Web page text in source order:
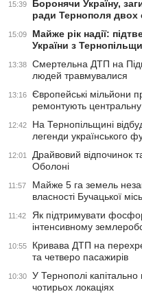
15:39
Боронячи Україну,
ради Тернополя двох
15:09
Майже рік надії:
України з
13:38
Смертельна ДТП на
людей травмувалися
13:16
Європейські мільйони
ремонтують
12:42
На Тернопільщині
легенди українського
12:01
Драйвовий відпочинок
Оболоні
11:57
Майже 5 га земель
власності Бучацької
11:42
Як підтримувати
інтенсивному
10:55
Кривава ДТП на
та четверо пасажирів
10:30
У Тернополі
чотирьох локаціях